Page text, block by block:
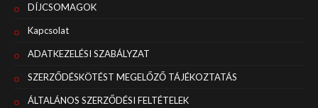
DÍJCSOMAGOK
Kapcsolat
ADATKEZELÉSI SZABÁLYZAT
SZERZŐDÉSKÖTÉST MEGELŐZŐ TÁJÉKOZTATÁS
ÁLTALÁNOS SZERZŐDÉSI FELTÉTELEK